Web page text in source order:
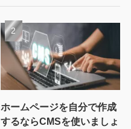
ホームページを自分で作成
するならCMSを使いましょ